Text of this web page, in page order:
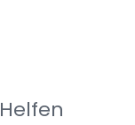
Helfen